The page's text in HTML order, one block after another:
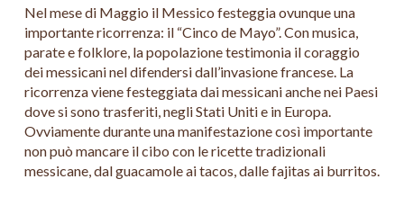
Nel mese di Maggio il Messico festeggia ovunque una
importante ricorrenza: il “Cinco de Mayo”. Con musica,
parate e folklore, la popolazione testimonia il coraggio
dei messicani nel difendersi dall’invasione francese. La
ricorrenza viene festeggiata dai messicani anche nei Paesi
dove si sono trasferiti, negli Stati Uniti e in Europa.
Ovviamente durante una manifestazione così importante
non può mancare il cibo con le ricette tradizionali
messicane, dal guacamole ai tacos, dalle fajitas ai burritos.